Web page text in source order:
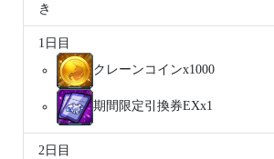
き
1日目
クレーンコインx1000
期間限定引換券EXx1
2日目